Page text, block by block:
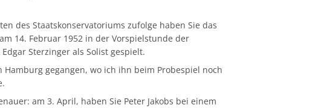
des Staatskonservatoriums zufolge haben Sie das
14. Februar 1952 in der Vorspielstunde der
Sterzinger als Solist gespielt.
Hamburg gegangen, wo ich ihn beim Probespiel noch
am 3. April, haben Sie Peter Jakobs bei einem